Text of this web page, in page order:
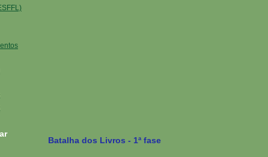
Batalha dos Livros - 1ª fase